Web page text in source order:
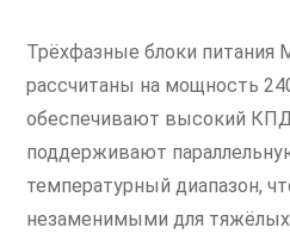
Трёхфазные блоки питания
рассчитаны на мощность
обеспечивают высокий
поддерживают
температурный диапазон,
незаменимыми для